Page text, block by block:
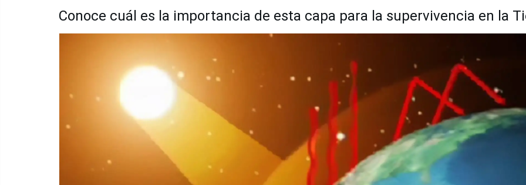
Conoce cuál es la importancia de esta capa para la supervivencia en la